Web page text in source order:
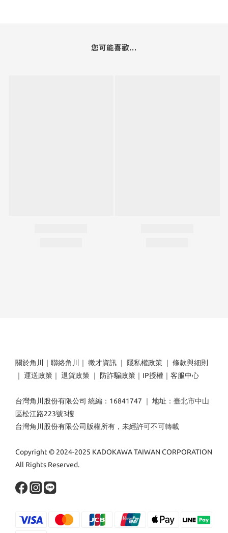
您可能喜歡...
關於角川 ｜ 聯絡角川 ｜ 徵才資訊 ｜ 隱私權政策 ｜ 條款與細則
｜ 運送政策 ｜ 退貨政策 ｜ 防詐騙政策 ｜ IP授權 ｜ 客服中心
台灣角川股份有限公司 統編：16841747 ｜ 地址：臺北市中山
區松江路223號3樓
台灣角川股份有限公司版權所有，未經許可不可轉載
Copyright © 2024-2025 KADOKAWA TAIWAN CORPORATION
All Rights Reserved.